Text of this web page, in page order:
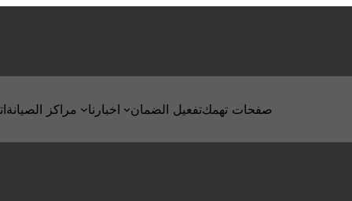
مراكز الصيانة اخبارنا تفعيل الضمانصفحات تهمك